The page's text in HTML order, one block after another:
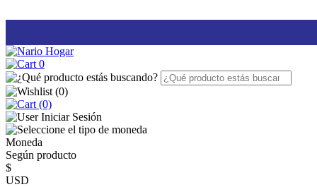
0
(0)
(0)
Iniciar Sesión
Moneda
Según producto
$
USD